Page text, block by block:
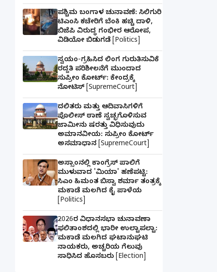
ಪಶ್ಚಿಮ ಬಂಗಾಳ ಚುನಾವಣೆ: ಸಿಲಿಗುರಿ
ಟಿಎಂಸಿ ಕಚೇರಿಗೆ ಬೆಂಕಿ ಹಚ್ಚಿ ದಾಳಿ,
ಬಿಜೆಪಿ ವಿರುದ್ಧ ಗಂಭೀರ ಆರೋಪ,
ವಿಡಿಯೋ ಬಿಡುಗಡೆ [Politics]
ಸ್ವಯಂ-ಗ್ರಹಿಸಿದ ಲಿಂಗ ಗುರುತಿಸುವಿಕೆ
ರದ್ದತಿ ಪರಿಶೀಲನೆಗೆ ಮುಂದಾದ
ಸುಪ್ರೀಂ ಕೋರ್ಟ್: ಕೇಂದ್ರಕ್ಕೆ
ನೋಟಿಸ್ [SupremeCourt]
ದಲಿತರು ಮತ್ತು ಆದಿವಾಸಿಗಳಿಗೆ
ಪೊಲೀಸ್ ಠಾಣೆ ಸ್ವಚ್ಛಗೊಳಿಸುವ
ಜಾಮೀನು ಷರತ್ತು ವಿಧಿಸುವುದು
ಅಮಾನವೀಯ: ಸುಪ್ರೀಂ ಕೋರ್ಟ್
ಅಸಮಾಧಾನ [SupremeCourt]
ಅಸ್ಸಾಂನಲ್ಲಿ ಕಾಂಗ್ರೆಸ್ ಪಾಲಿಗೆ
ಮುಳುವಾದ 'ಮಿಯಾ' ಹಣೆಪಟ್ಟಿ:
ಸಿಎಂ ಹಿಮಂತ ಬಿಸ್ವಾ ಶರ್ಮಾ ತಂತ್ರಕ್ಕೆ
ಮಕಾಡೆ ಮಲಗಿದ ಕೈ ಪಾಳೆಯ
[Politics]
2026ರ ವಿಧಾನಸಭಾ ಚುನಾವಣಾ
ಫಲಿತಾಂಶದಲ್ಲಿ ಭಾರೀ ಉಲ್ಟಾಪಲ್ಟಾ:
ಮಕಾಡೆ ಮಲಗಿದ ಘಟಾನುಘಟಿ
ನಾಯಕರು, ಅಚ್ಚರಿಯ ಗೆಲುವು
ಸಾಧಿಸಿದ ಹೊಸಬರು [Election]